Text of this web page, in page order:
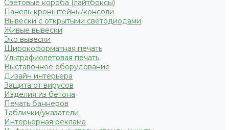
Световые короба (лайтбоксы)
Панель-кронштейны/консоли
Вывески с открытыми светодиодами
Живые вывески
Эко вывески
Широкоформатная печать
Ультрафиолетовая печать
Выставочное оборудование
Дизайн интерьера
Защита от вирусов
Изделия из бетона
Печать баннеров
Таблички/указатели
Интерьерная реклама